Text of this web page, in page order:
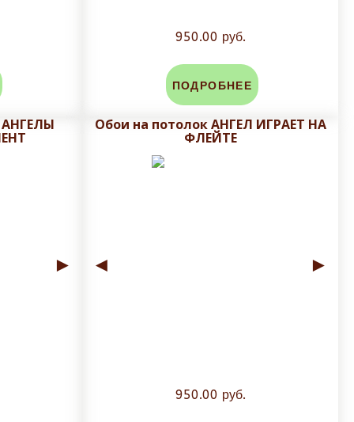
950.00 руб.
ПОДРОБНЕЕ
АНГЕЛЫ
►
Обои на потолок АНГЕЛ ИГРАЕТ НА
ФЛЕЙТЕ
◄ ►
950.00 руб.